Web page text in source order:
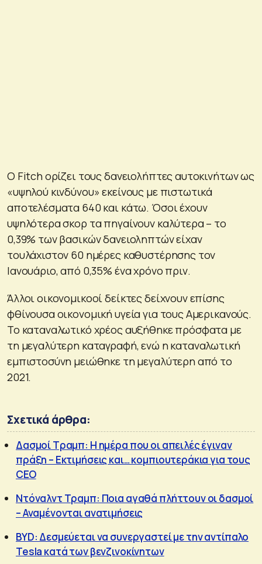
Ο Fitch ορίζει τους δανειολήπτες αυτοκινήτων ως
«υψηλού κινδύνου» εκείνους με πιστωτικά
αποτελέσματα 640 και κάτω. Όσοι έχουν
υψηλότερα σκορ τα πηγαίνουν καλύτερα – το
0,39% των βασικών δανειοληπτών είχαν
τουλάχιστον 60 ημέρες καθυστέρησης τον
Ιανουάριο, από 0,35% ένα χρόνο πριν.
Άλλοι οικονομικοοί δείκτες δείχνουν επίσης
φθίνουσα οικονομική υγεία για τους Αμερικανούς.
Το καταναλωτικό χρέος αυξήθηκε πρόσφατα με
τη μεγαλύτερη καταγραφή, ενώ η καταναλωτική
εμπιστοσύνη μειώθηκε τη μεγαλύτερη από το
2021.
Σχετικά άρθρα:
Δασμοί Τραμπ: Η ημέρα που οι απειλές έγιναν
πράξη – Εκτιμήσεις και… κομπιουτεράκια για τους
CEO
Ντόναλντ Τραμπ: Ποια αγαθά πλήττουν οι δασμοί
– Αναμένονται ανατιμήσεις
BYD: Δεσμεύεται να συνεργαστεί με την αντίπαλο
Tesla κατά των βενζινοκίνητων